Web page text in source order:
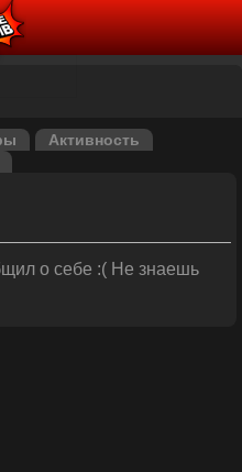
Активность
о себе :( Не знаешь